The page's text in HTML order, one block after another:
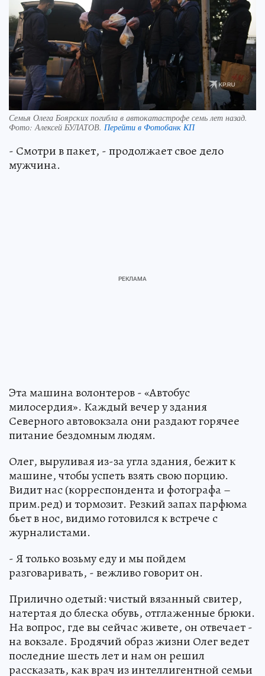
Семья Олега Боярских погибла в автокатастрофе семь лет назад.
Фото:Алексей БУЛАТОВ. Перейти в Фотобанк КП
- Смотри в пакет, - продолжает свое дело
мужчина.
Эта машина волонтеров - «Автобус
милосердия». Каждый вечер у здания
Северного автовокзала они раздают горячее
питание бездомным людям.
Олег, выруливая из-за угла здания, бежит к
машине, чтобы успеть взять свою порцию.
Видит нас (корреспондента и фотографа –
прим.ред) и тормозит. Резкий запах парфюма
бьет в нос, видимо готовился к встрече с
журналистами.
- Я только возьму еду и мы пойдем
разговаривать, - вежливо говорит он.
Прилично одетый: чистый вязанный свитер,
натертая до блеска обувь, отглаженные брюки.
На вопрос, где вы сейчас живете, он отвечает -
на вокзале. Бродячий образ жизни Олег ведет
последние шесть лет и нам он решил
рассказать, как врач из интеллигентной семьи